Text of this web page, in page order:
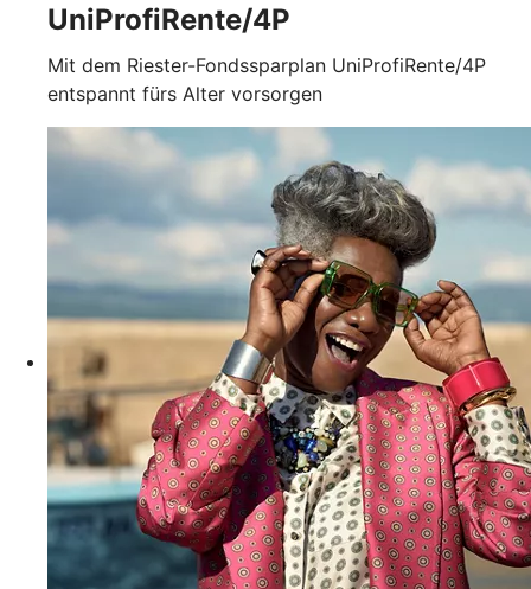
UniProfiRente/4P
Mit dem Riester-Fondssparplan UniProfiRente/4P
entspannt fürs Alter vorsorgen